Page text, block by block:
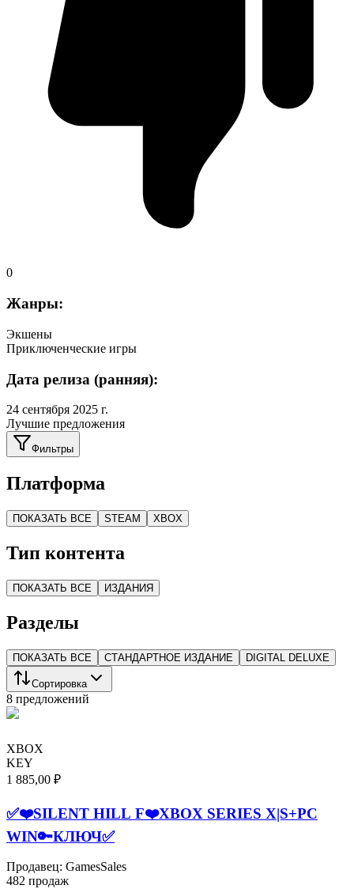
0
Жанры:
Экшены
Приключенческие игры
Дата релиза (ранняя):
24 сентября 2025 г.
Лучшие предложения
Фильтры
Платформа
ПОКАЗАТЬ ВСЕ STEAM XBOX
Тип контента
ПОКАЗАТЬ ВСЕ ИЗДАНИЯ
Разделы
ПОКАЗАТЬ ВСЕ СТАНДАРТНОЕ ИЗДАНИЕ DIGITAL DELUXE
Сортировка
8 предложений
XBOX
KEY
1 885,00 ₽
✅❤️SILENT HILL F❤️XBOX SERIES X|S+PC
WIN🔑КЛЮЧ✅
Продавец: GamesSales
482 продаж